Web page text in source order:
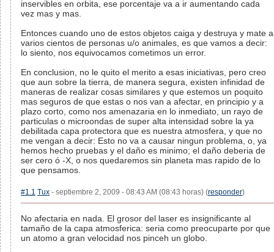
inservibles en orbita, ese porcentaje va a ir aumentando cada
vez mas y mas.
Entonces cuando uno de estos objetos caiga y destruya y mate a
varios cientos de personas u/o animales, es que vamos a decir:
lo siento, nos equivocamos cometimos un error.
En conclusion, no le quito el merito a esas iniciativas, pero creo
que aun sobre la tierra, de manera segura, existen infinidad de
maneras de realizar cosas similares y que estemos un poquito
mas seguros de que estas o nos van a afectar, en principio y a
plazo corto, como nos amenazaria en lo inmediato, un rayo de
particulas o microondas de super alta intensidad sobre la ya
debilitada capa protectora que es nuestra atmosfera, y que no
me vengan a decir: Esto no va a causar ningun problema, o, ya
hemos hecho pruebas y el daño es minimo; el daño deberia de
ser cero ó -X, o nos quedaremos sin planeta mas rapido de lo
que pensamos.
#1.1 Tux - septiembre 2, 2009 - 08:43 AM (08:43 horas) (responder)
No afectaria en nada. El grosor del laser es insignificante al
tamaño de la capa atmosferica: seria como preocuparte por que
un atomo a gran velocidad nos pinceh un globo.